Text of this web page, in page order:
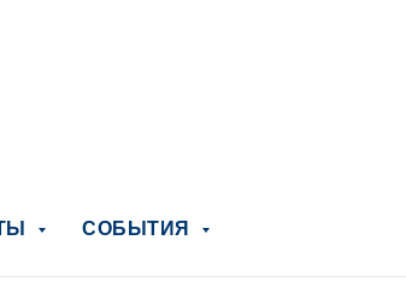
СОБЫТИЯ